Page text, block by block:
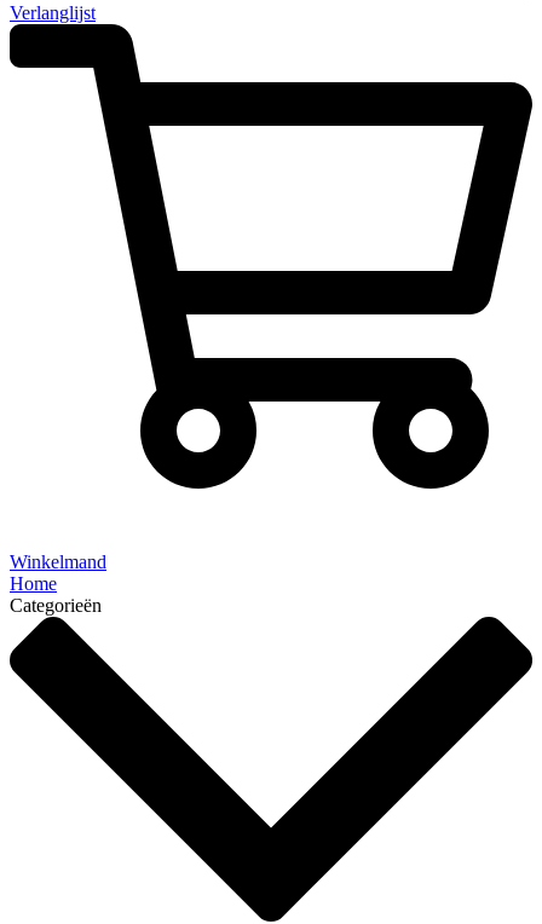
Verlanglijst
Winkelmand
Home
Categorieën